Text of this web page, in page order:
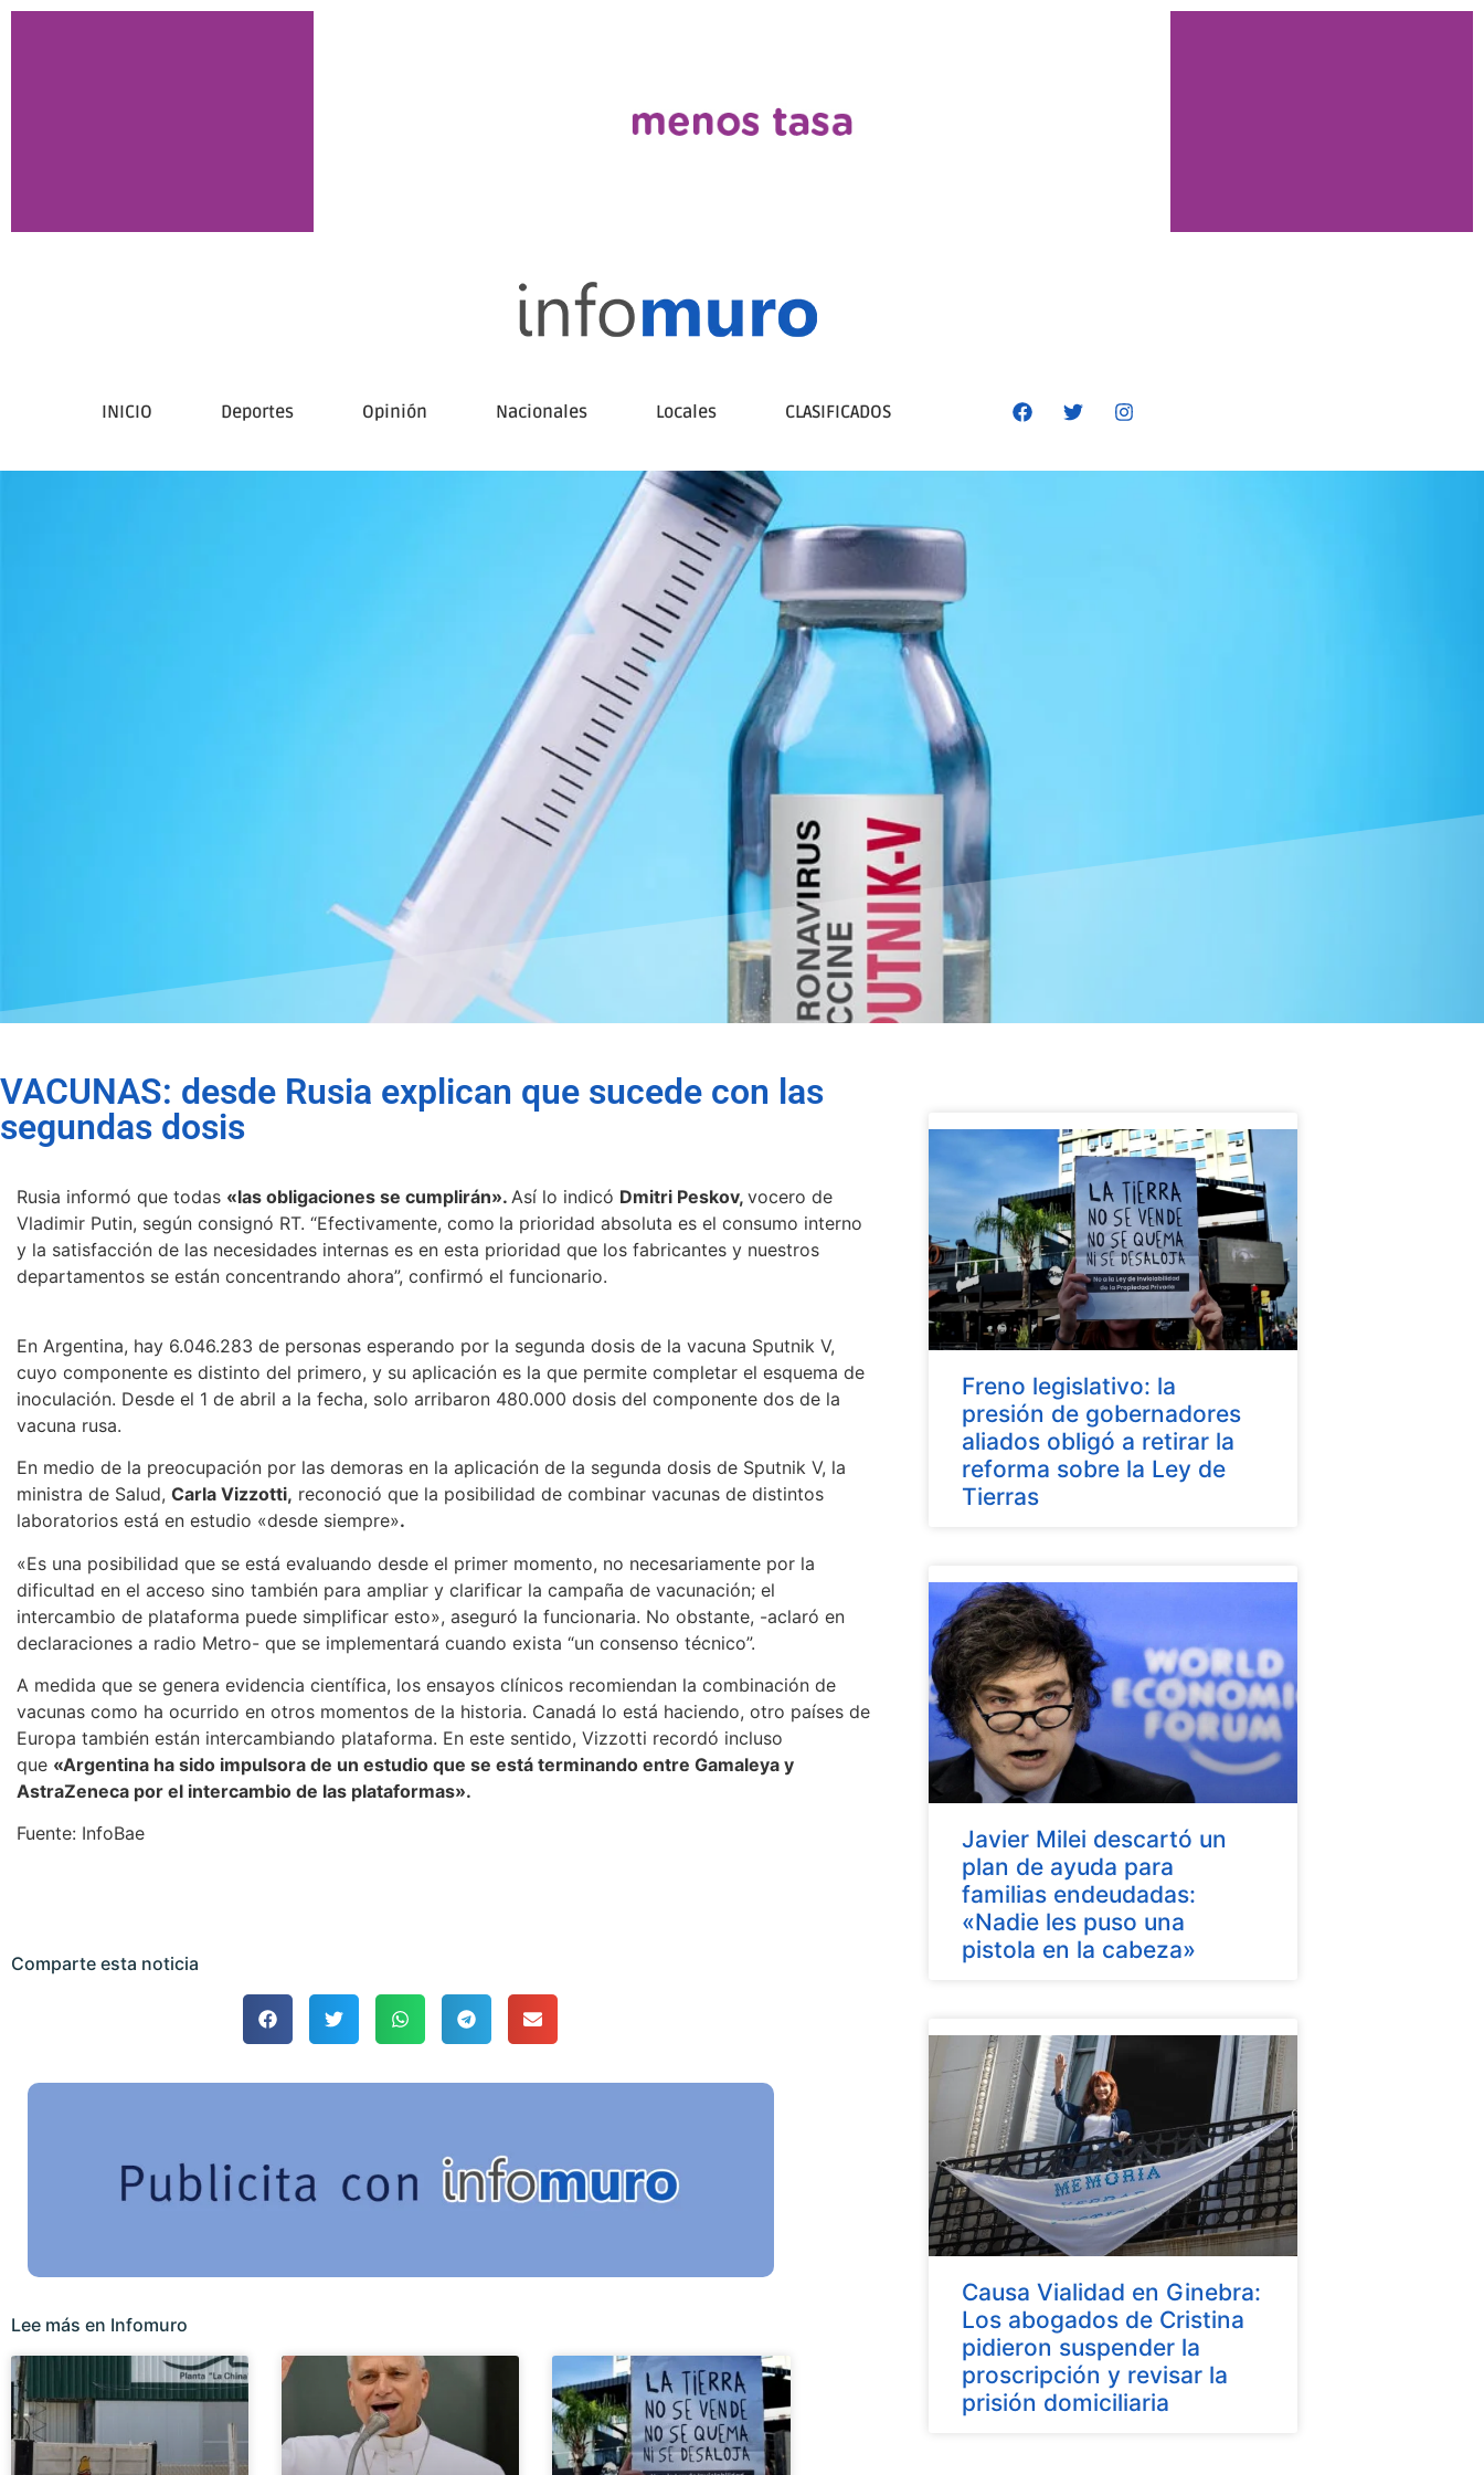
INICIO Deportes Opinión Nacionales Locales CLASIFICADOS
VACUNAS: desde Rusia explican que sucede con las
segundas dosis
Rusia informó que todas «las obligaciones se cumplirán». Así lo indicó Dmitri Peskov, vocero de
Vladimir Putin, según consignó RT. “Efectivamente, como la prioridad absoluta es el consumo interno
y la satisfacción de las necesidades internas es en esta prioridad que los fabricantes y nuestros
departamentos se están concentrando ahora”, confirmó el funcionario.
En Argentina, hay 6.046.283 de personas esperando por la segunda dosis de la vacuna Sputnik V,
cuyo componente es distinto del primero, y su aplicación es la que permite completar el esquema de
inoculación. Desde el 1 de abril a la fecha, solo arribaron 480.000 dosis del componente dos de la
vacuna rusa.
En medio de la preocupación por las demoras en la aplicación de la segunda dosis de Sputnik V, la
ministra de Salud, Carla Vizzotti, reconoció que la posibilidad de combinar vacunas de distintos
laboratorios está en estudio «desde siempre».
«Es una posibilidad que se está evaluando desde el primer momento, no necesariamente por la
dificultad en el acceso sino también para ampliar y clarificar la campaña de vacunación; el
intercambio de plataforma puede simplificar esto», aseguró la funcionaria. No obstante, -aclaró en
declaraciones a radio Metro- que se implementará cuando exista “un consenso técnico”.
A medida que se genera evidencia científica, los ensayos clínicos recomiendan la combinación de
vacunas como ha ocurrido en otros momentos de la historia. Canadá lo está haciendo, otro países de
Europa también están intercambiando plataforma. En este sentido, Vizzotti recordó incluso
que «Argentina ha sido impulsora de un estudio que se está terminando entre Gamaleya y
AstraZeneca por el intercambio de las plataformas».
Fuente: InfoBae
Comparte esta noticia
Lee más en Infomuro
Freno legislativo: la
presión de gobernadores
aliados obligó a retirar la
reforma sobre la Ley de
Tierras
Javier Milei descartó un
plan de ayuda para
familias endeudadas:
«Nadie les puso una
pistola en la cabeza»
Causa Vialidad en Ginebra:
Los abogados de Cristina
pidieron suspender la
proscripción y revisar la
prisión domiciliaria